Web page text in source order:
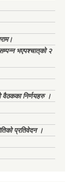
भएपश्चात्‌को २
निर्णयहरु ।
प्रतिवेदन ।